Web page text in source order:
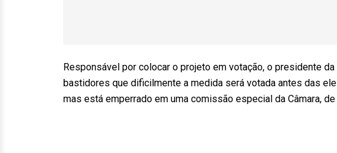
Responsável por colocar o projeto em votação, o presidente
bastidores que dificilmente a medida será votada antes das
mas está emperrado em uma comissão especial da Câmara,